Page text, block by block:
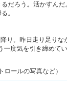
だろう。活かすん
。
り。昨日走り足り
度気を引き締めて
ロールの写真など）